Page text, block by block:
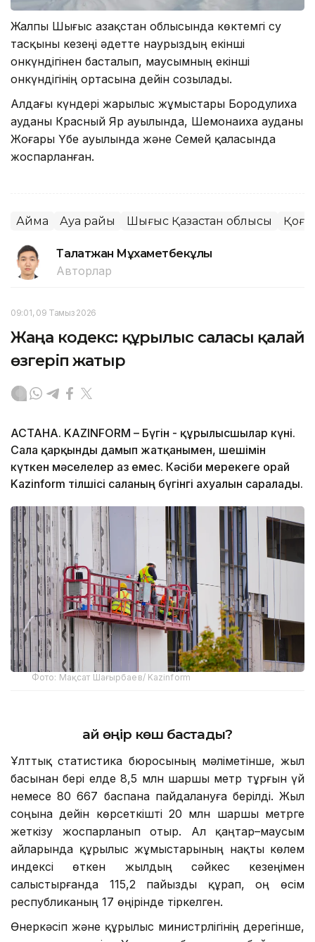
Жалпы Шығыс Қазақстан облысында көктемгі су
тасқыны кезеңі әдетте наурыздың екінші
онкүндігінен басталып, маусымның екінші
онкүндігінің ортасына дейін созылады.
Алдағы күндері жарылыс жұмыстары Бородулиха
ауданы Красный Яр ауылында, Шемонаиха ауданы
Жоғары Үбе ауылында және Семей қаласында
жоспарланған.
Аймақ Ауа райы Шығыс Қазақстан облысы
Талғатжан Мұхаметбекұлы
Авторлар
09:01, 09 Тамыз 2026
Жаңа кодекс: құрылыс саласы қалай
өзгеріп жатыр
АСТАНА. KAZINFORM – Бүгін - құрылысшылар күні.
Сала қарқынды дамып жатқанымен, шешімін
күткен мәселелер аз емес. Кәсіби мерекеге орай
Kazinform тілшісі саланың бүгінгі ахуалын саралады.
Фото: Мақсат Шағырбаев/ Kazinform
Қай өңір көш бастады?
Ұлттық статистика бюросының мәліметінше, жыл
басынан бері елде 8,5 млн шаршы метр тұрғын үй
немесе 80 667 баспана пайдалануға берілді. Жыл
соңына дейін көрсеткішті 20 млн шаршы метрге
жеткізу жоспарланып отыр. Ал қаңтар–маусым
айларында құрылыс жұмыстарының нақты көлем
индексі өткен жылдың сәйкес кезеңімен
салыстырғанда 115,2 пайызды құрап, оң өсім
республиканың 17 өңірінде тіркелген.
Өнеркәсіп және құрылыс министрлігінің дерегінше,